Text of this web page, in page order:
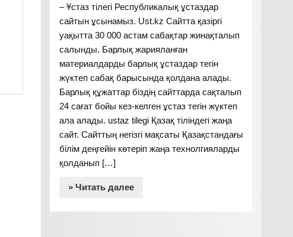
– Ұстаз тілегі Республикалық ұстаздар
сайтын ұсынамыз. Ust.kz Сайтта қазіргі
уақытта 30 000 астам сабақтар жинақталып
салынды. Барлық жарияланған
материалдарды барлық ұстаздар тегін
жүктеп сабақ барысында қолдана алады.
Барлық құжаттар біздің сайттарда сақталып
24 сағат бойы кез-келген ұстаз тегін жүктеп
ала алады. ustaz tilegi Қазақ тіліндегі жаңа
сайт. Сайттың негізгі мақсаты Қазақстандағы
білім деңгейін көтеріп жаңа технолгияларды
қолданып […]
» Читать далее